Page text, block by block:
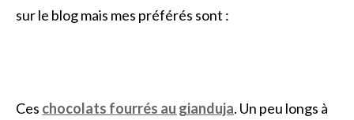
sur le blog mais mes préférés sont :
Ces chocolats fourrés au gianduja. Un peu longs à